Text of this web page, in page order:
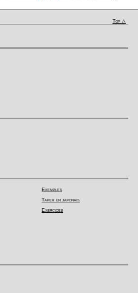
Top △
Exemples
Taper en japonais
Exercices